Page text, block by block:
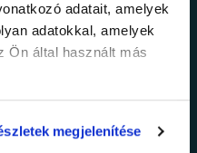
adatait, amelyek
adatokkal, amelyek
Ön által használt más
megjelenítése
le a